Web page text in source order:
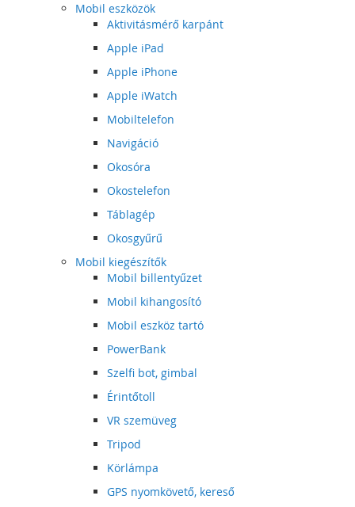
Mobil eszközök
Aktivitásmérő karpánt
Apple iPad
Apple iPhone
Apple iWatch
Mobiltelefon
Navigáció
Okosóra
Okostelefon
Táblagép
Okosgyűrű
Mobil kiegészítők
Mobil billentyűzet
Mobil kihangosító
Mobil eszköz tartó
PowerBank
Szelfi bot, gimbal
Érintőtoll
VR szemüveg
Tripod
Körlámpa
GPS nyomkövető, kereső